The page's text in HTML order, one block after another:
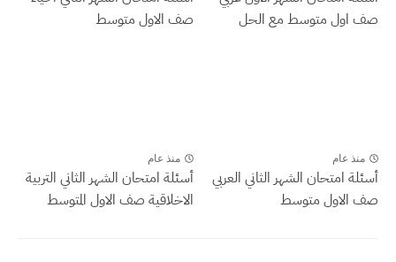
صف اول متوسط مع الحل
صف الاول متوسط
منذ عام
أسئلة امتحان الشهر الثاني العربي
صف الاول متوسط
منذ عام
أسئلة امتحان الشهر الثاني التربية
الاخلاقية صف الاول المتوسط